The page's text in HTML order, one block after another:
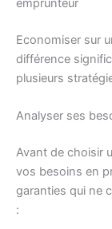
emprunteur
Economiser sur
différence
plusieurs
Analyser ses
Avant de choisir
vos besoins en
garanties qui ne
: